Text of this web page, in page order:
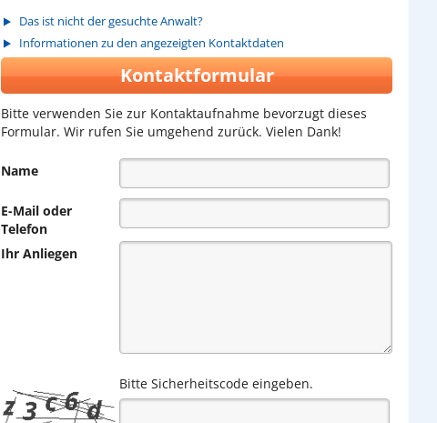
Das ist nicht der gesuchte Anwalt?
Informationen zu den angezeigten Kontaktdaten
Kontaktformular
Bitte verwenden Sie zur Kontaktaufnahme bevorzugt dieses
Formular. Wir rufen Sie umgehend zurück. Vielen Dank!
Name
E-Mail oder
Telefon
Ihr Anliegen
Bitte Sicherheitscode eingeben.